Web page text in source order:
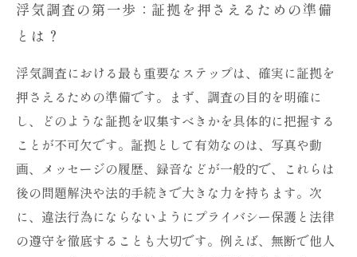
問題解決へ
浮気問題の最終決着：集めた証拠で安心できる
未来をつかむ
浮気調査の基本知識：初めての方でもわかりや
すい手法紹介
浮気調査の注意点と法律遵守：トラブルを避け
るための重要ポイント
浮気調査の第一歩：証拠を押さえるための準備
とは？
浮気調査における最も重要なステップは、確実に証拠を
押さえるための準備です。まず、調査の目的を明確に
し、どのような証拠を収集すべきかを具体的に把握する
ことが不可欠です。証拠として有効なのは、写真や動
画、メッセージの履歴、録音などが一般的で、これらは
後の問題解決や法的手続きで大きな力を持ちます。次
に、違法行為にならないようにプライバシー保護と法律
の遵守を徹底することも大切です。例えば、無断で他人